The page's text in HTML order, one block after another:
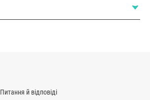
Питання й відповіді